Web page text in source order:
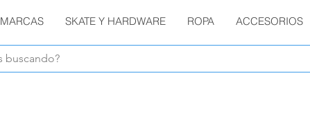
MARCAS SKATE Y HARDWARE ROPA ACCESORIOS